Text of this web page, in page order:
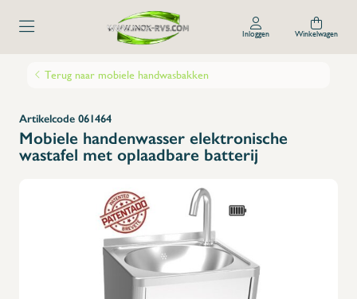
Inloggen Winkelwagen
Terug naar mobiele handwasbakken
Artikelcode 061464
Mobiele handenwasser elektronische
wastafel met oplaadbare batterij